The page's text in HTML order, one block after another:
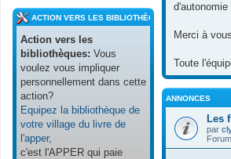
Merci à
Toute
ANNONCES
Les
par
ACTION VERS LES BIBLIOTHÈQUES
Action vers les
bibliothèques: Vous
voulez vous impliquer
personnellement dans cette
action?
Equipez la bibliothèque de
votre village du livre de
l'apper,
c'est l'APPER qui paie